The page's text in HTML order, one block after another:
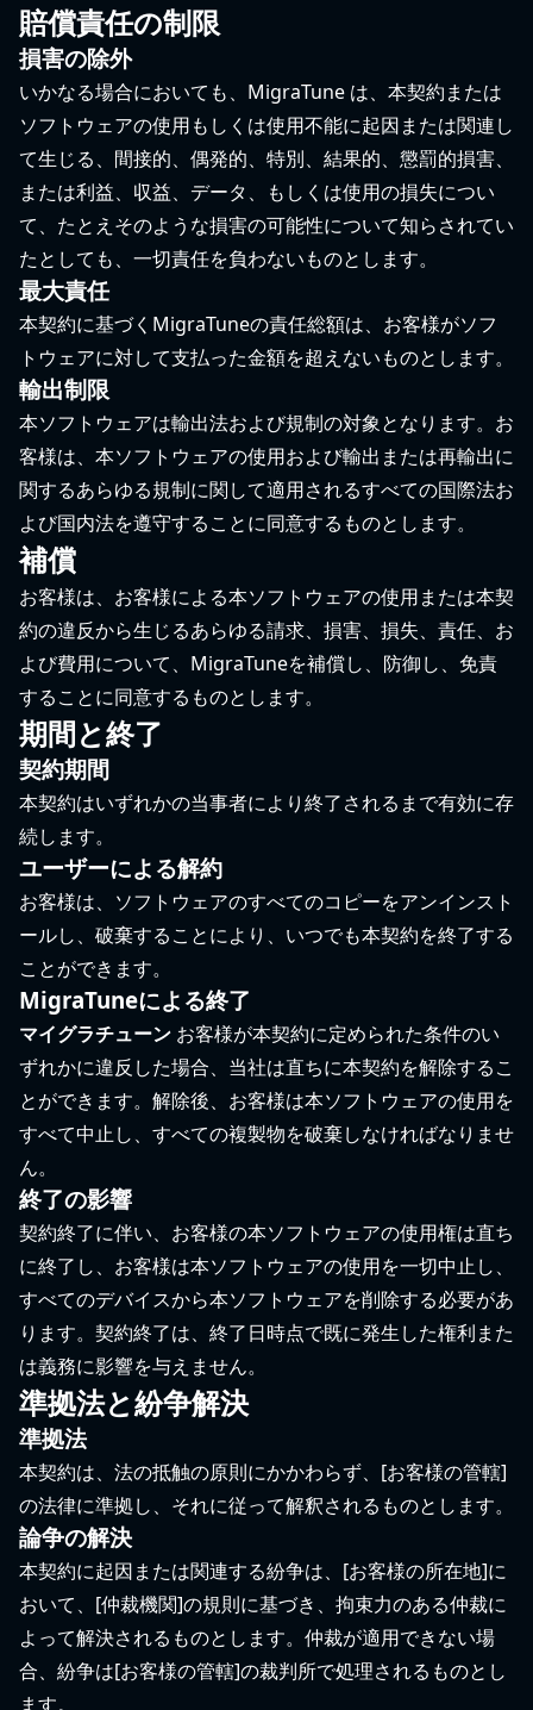
賠償責任の制限
損害の除外
いかなる場合においても、MigraTune は、本契約または
ソフトウェアの使用もしくは使用不能に起因または関連し
て生じる、間接的、偶発的、特別、結果的、懲罰的損害、
または利益、収益、データ、もしくは使用の損失につい
て、たとえそのような損害の可能性について知らされてい
たとしても、一切責任を負わないものとします。
最大責任
本契約に基づくMigraTuneの責任総額は、お客様がソフ
トウェアに対して支払った金額を超えないものとします。
輸出制限
本ソフトウェアは輸出法および規制の対象となります。お
客様は、本ソフトウェアの使用および輸出または再輸出に
関するあらゆる規制に関して適用されるすべての国際法お
よび国内法を遵守することに同意するものとします。
補償
お客様は、お客様による本ソフトウェアの使用または本契
約の違反から生じるあらゆる請求、損害、損失、責任、お
よび費用について、MigraTuneを補償し、防御し、免責
することに同意するものとします。
期間と終了
契約期間
本契約はいずれかの当事者により終了されるまで有効に存
続します。
ユーザーによる解約
お客様は、ソフトウェアのすべてのコピーをアンインスト
ールし、破棄することにより、いつでも本契約を終了する
ことができます。
MigraTuneによる終了
マイグラチューン お客様が本契約に定められた条件のい
ずれかに違反した場合、当社は直ちに本契約を解除するこ
とができます。解除後、お客様は本ソフトウェアの使用を
すべて中止し、すべての複製物を破棄しなければなりませ
ん。
終了の影響
契約終了に伴い、お客様の本ソフトウェアの使用権は直ち
に終了し、お客様は本ソフトウェアの使用を一切中止し、
すべてのデバイスから本ソフトウェアを削除する必要があ
ります。契約終了は、終了日時点で既に発生した権利また
は義務に影響を与えません。
準拠法と紛争解決
準拠法
本契約は、法の抵触の原則にかかわらず、[お客様の管轄]
の法律に準拠し、それに従って解釈されるものとします。
論争の解決
本契約に起因または関連する紛争は、[お客様の所在地]に
おいて、[仲裁機関]の規則に基づき、拘束力のある仲裁に
よって解決されるものとします。仲裁が適用できない場
合、紛争は[お客様の管轄]の裁判所で処理されるものとし
ます。